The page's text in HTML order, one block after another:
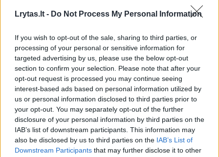
Lrytas.lt - Do Not Process My Personal Information
If you wish to opt-out of the sale, sharing to third parties, or
processing of your personal or sensitive information for
targeted advertising by us, please use the below opt-out
section to confirm your selection. Please note that after your
opt-out request is processed you may continue seeing
interest-based ads based on personal information utilized by
us or personal information disclosed to third parties prior to
your opt-out. You may separately opt-out of the further
disclosure of your personal information by third parties on the
IAB’s list of downstream participants. This information may
also be disclosed by us to third parties on the IAB’s List of
Downstream Participants that may further disclose it to other
Pavyzdžiui, 11 proc. teigė maną, kad HTML
(angl. HyperText Markup Language) yra
venerinė liga, nors iš tiesų tai –
programavimo kalba, naudojama tinklalapių
kūrimui.
Net 77 proc. respondentų nežinojo, ką reiškia
SEO (angl. Search Engine Optimization) –
interneto svetainių optimizavimas paieškos
sistemoms.